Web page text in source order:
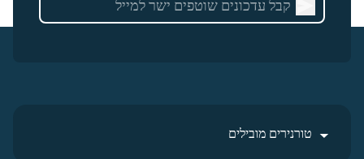
טורנירים מובילים